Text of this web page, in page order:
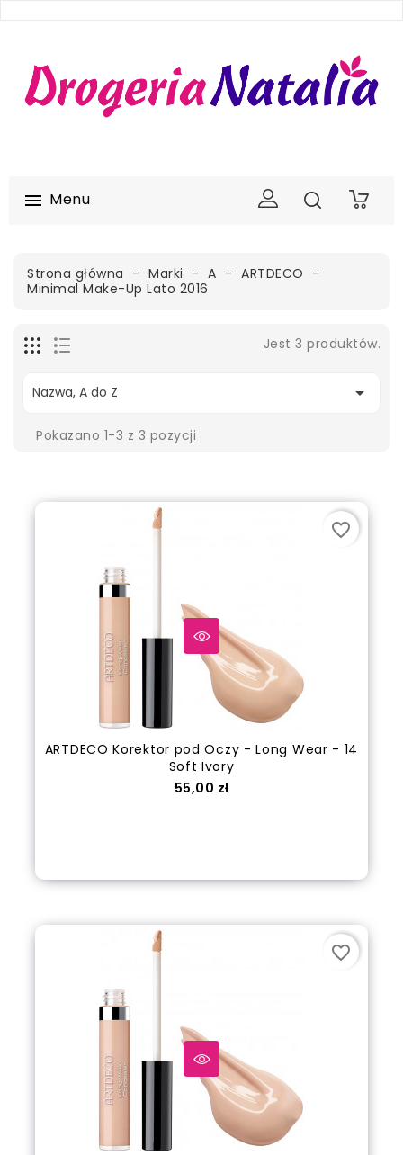
 Menu 0
Strona główna Marki A
ARTDECO
Minimal Make-Up Lato 2016
Jest 3 produktów.
Nazwa, A do Z 
Pokazano 1-3 z 3 pozycji
ARTDECO Korektor pod Oczy - Long Wear - 14
Soft Ivory
Cena
55,00 zł
favorite_border
favorite_border